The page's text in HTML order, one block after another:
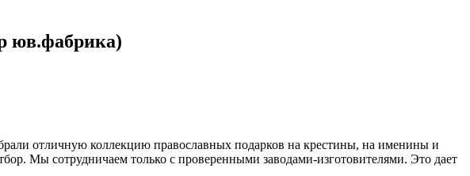
юв.фабрика)
отличную коллекцию православных подарков на крестины, на именины и
Мы сотрудничаем только с проверенными заводами-изготовителями. Это дает